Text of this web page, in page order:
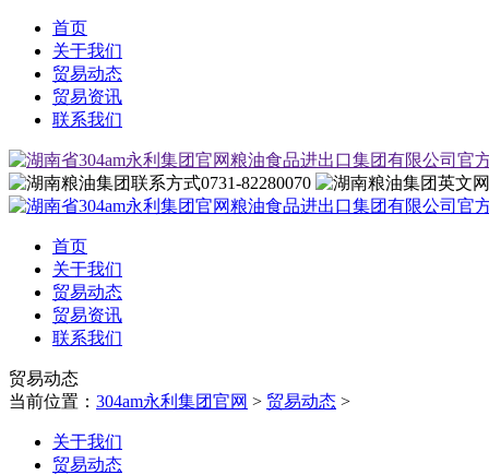
首页
关于我们
贸易动态
贸易资讯
联系我们
0731-82280070
首页
关于我们
贸易动态
贸易资讯
联系我们
贸易动态
当前位置： 304am永利集团官网 > 贸易动态 >
关于我们
贸易动态